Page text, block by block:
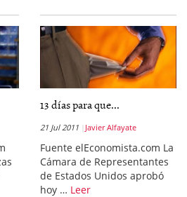
13 días para que...
21 Jul 2011 Javier Alfayate
Fuente elEconomista.com La
Cámara de Representantes
de Estados Unidos aprobó
hoy … Leer